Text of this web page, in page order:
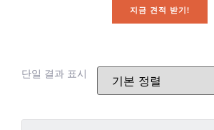
지금 견적 받기!
단일 결과 표시